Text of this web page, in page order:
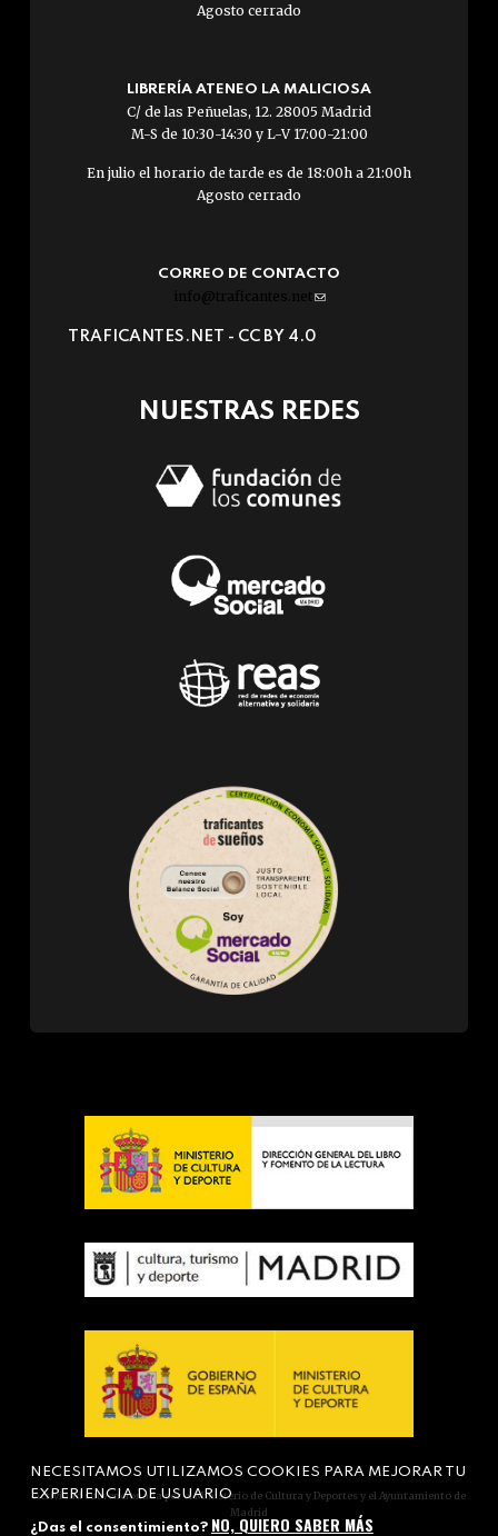
Agosto cerrado
LIBRERÍA ATENEO LA MALICIOSA
C/ de las Peñuelas, 12. 28005 Madrid
M-S de 10:30-14:30 y L-V 17:00-21:00
En julio el horario de tarde es de 18:00h a 21:00h
Agosto cerrado
CORREO DE CONTACTO
info@traficantes.net (link
e-
TRAFICANTES.NET - CC BY 4.0
NUESTRAS REDES
Actividad subvencionada por el Ministerio de Cultura y Deportes y el Ayuntamiento de
Madrid
NECESITAMOS UTILIZAMOS COOKIES PARA MEJORAR TU
EXPERIENCIA DE USUARIO
¿Das el consentimiento? NO, QUIERO SABER MÁS